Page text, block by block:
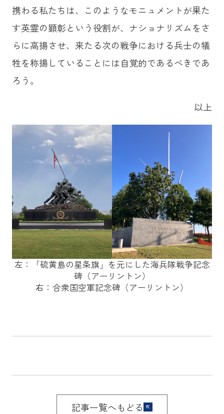
携わる私たちは、このようなモニュメントが果た
す英霊の顕彰という役割が、ナショナリズムをさ
らに高揚させ、来たる次の戦争における兵士の犠
牲を称揚していることには自覚的であるべきであ
ろう。
以上
左：「硫黄島の星条旗」を元にした海兵隊戦争記念
碑（アーリントン）
右：合衆国空軍記念碑（アーリントン）
記事一覧へもどる